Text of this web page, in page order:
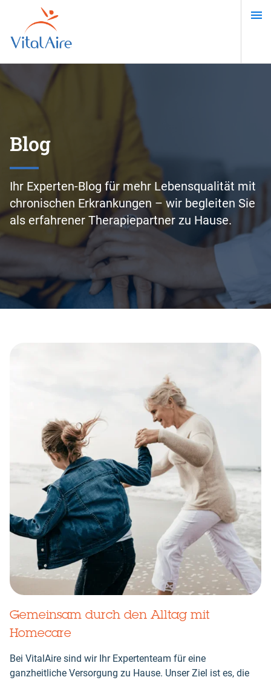
Inhalt
Blog
Ihr Experten-Blog für mehr Lebensqualität mit
chronischen Erkrankungen – wir begleiten Sie
als erfahrener Therapiepartner zu Hause.
Gemeinsam durch den Alltag mit
Homecare
Bei VitalAire sind wir Ihr Expertenteam für eine
ganzheitliche Versorgung zu Hause. Unser Ziel ist es, die